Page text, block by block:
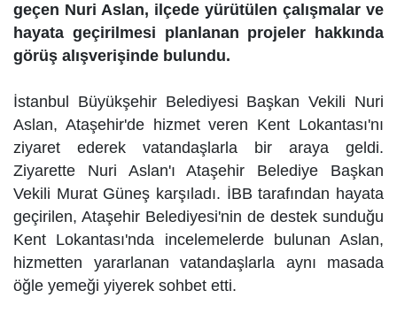
geçen Nuri Aslan, ilçede yürütülen çalışmalar ve
hayata geçirilmesi planlanan projeler hakkında
görüş alışverişinde bulundu.
İstanbul Büyükşehir Belediyesi Başkan Vekili Nuri
Aslan, Ataşehir'de hizmet veren Kent Lokantası'nı
ziyaret ederek vatandaşlarla bir araya geldi.
Ziyarette Nuri Aslan'ı Ataşehir Belediye Başkan
Vekili Murat Güneş karşıladı. İBB tarafından hayata
geçirilen, Ataşehir Belediyesi'nin de destek sunduğu
Kent Lokantası'nda incelemelerde bulunan Aslan,
hizmetten yararlanan vatandaşlarla aynı masada
öğle yemeği yiyerek sohbet etti.